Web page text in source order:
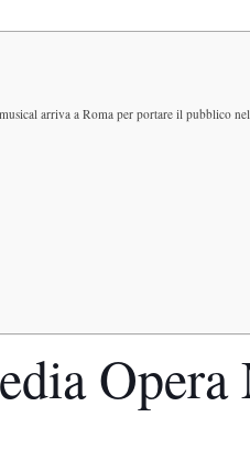
arriva a Roma per portare il pubblico
Opera